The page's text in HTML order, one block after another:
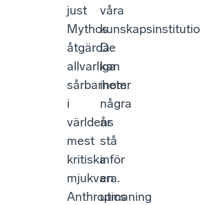
just
Mythos
åtgärda
allvarliga
sårbarheter
i
världens
mest
kritiska
mjukvara.
Anthropics
våra
De
kan
inom
några
år
stå
inför
en
utmaning